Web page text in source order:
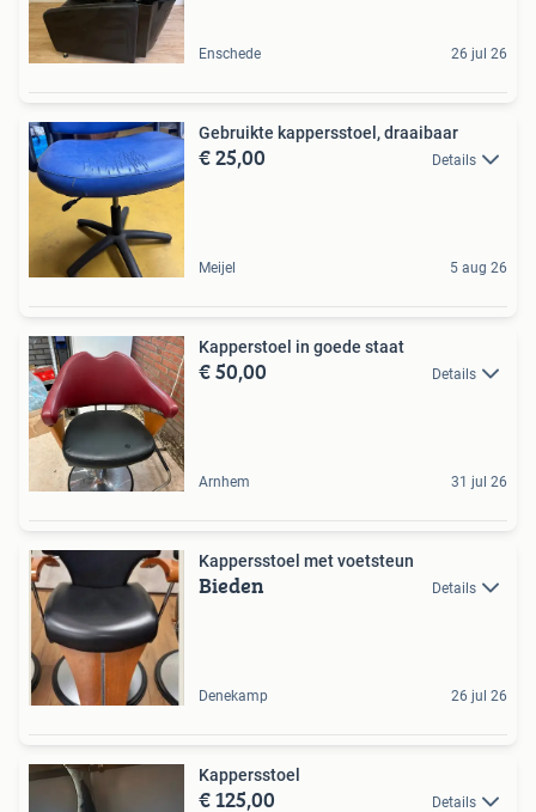
Enschede 26 jul 26
Gebruikte kappersstoel, draaibaar
€ 25,00 Details
Meijel 5 aug 26
Kapperstoel in goede staat
€ 50,00 Details
Arnhem 31 jul 26
Kappersstoel met voetsteun
Bieden Details
Denekamp 26 jul 26
Kappersstoel
€ 125,00 Details